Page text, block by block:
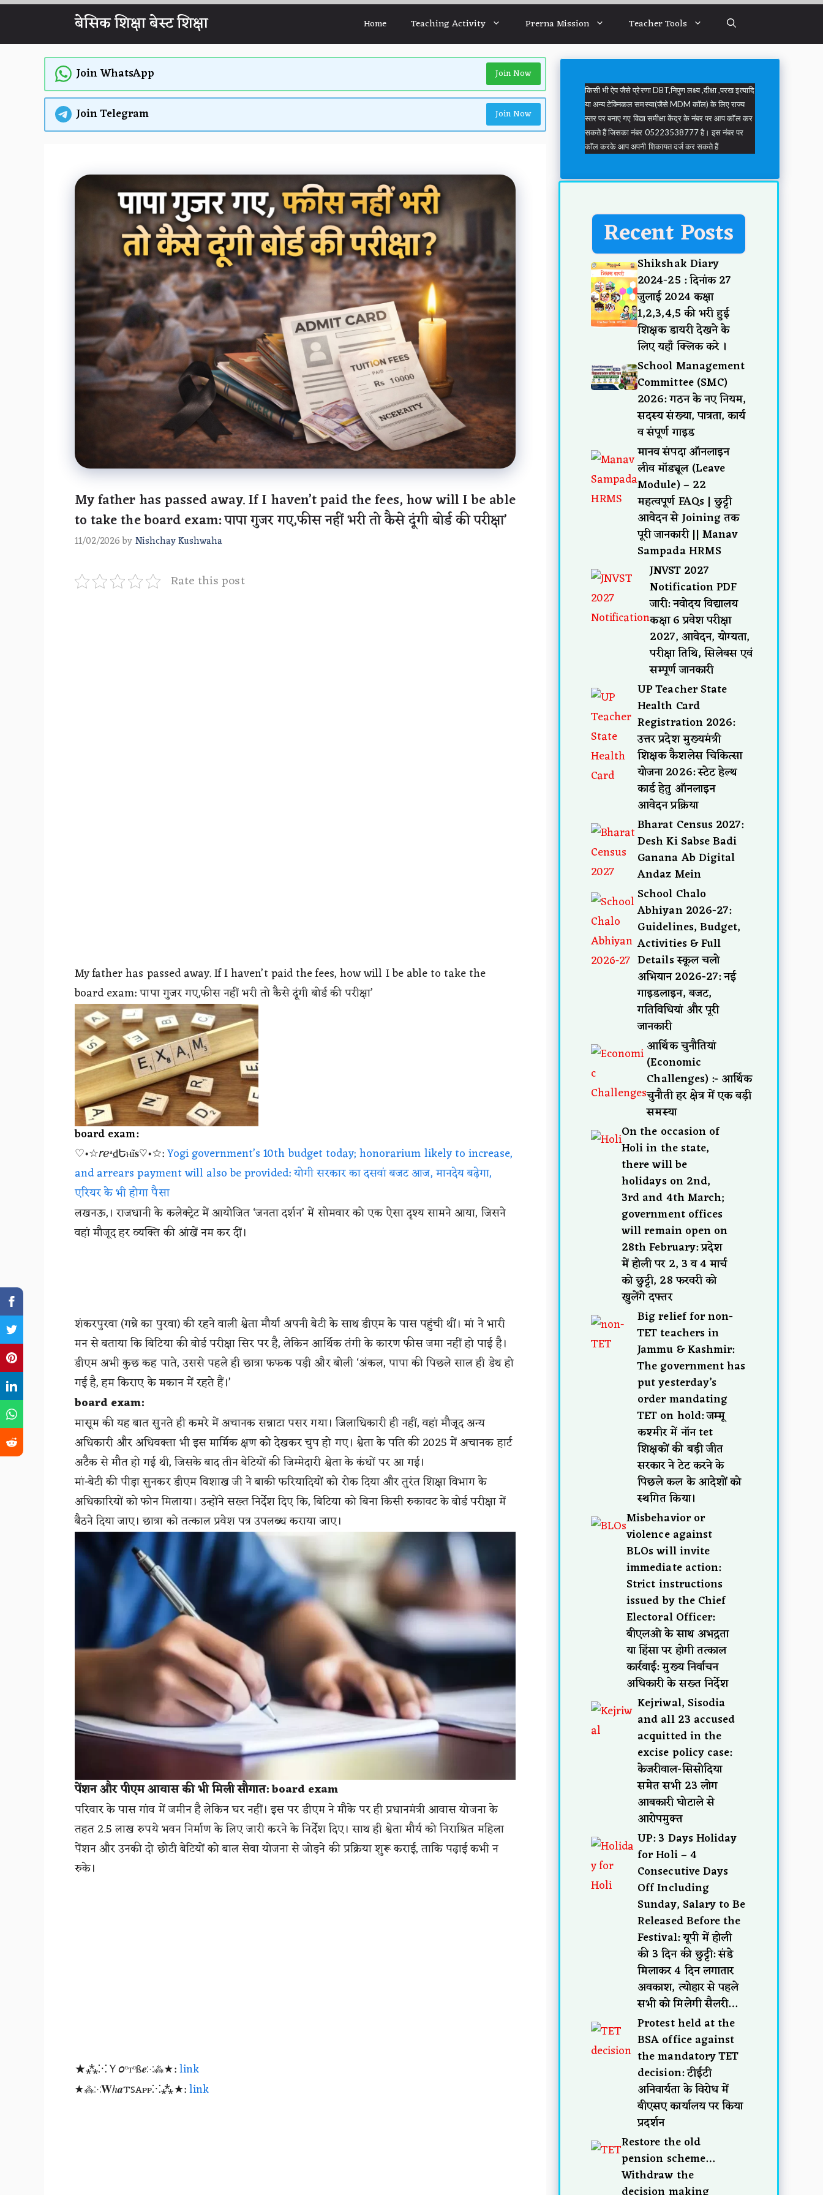
बेसिक शिक्षा बेस्ट शिक्षा Home Teaching Activity Prerna Mission Teacher Tools
Join WhatsApp Join Now
Join Telegram Join Now
My father has passed away. If I haven’t paid the fees, how will I be able
to take the board exam: पापा गुजर गए,फीस नहीं भरी तो कैसे दूंगी बोर्ड की परीक्षा’
11/02/2026 byNishchay Kushwaha
Rate this post
My father has passed away. If I haven’t paid the fees, how will I be able to take the
board exam: पापा गुजर गए,फीस नहीं भरी तो कैसे दूंगी बोर्ड की परीक्षा’
board exam:
♡•☆𝘳ℯᵃ₫Եⲏĩ𝐬♡•☆:Yogi government’s 10th budget today; honorarium likely to increase,
and arrears payment will also be provided: योगी सरकार का दसवां बजट आज, मानदेय बढ़ेगा,
एरियर के भी होगा पैसा
लखनऊ,। राजधानी के कलेक्ट्रेट में आयोजित ‘जनता दर्शन’ में सोमवार को एक ऐसा दृश्य सामने आया, जिसने
वहां मौजूद हर व्यक्ति की आंखें नम कर दीं।
शंकरपुरवा (गन्ने का पुरवा) की रहने वाली श्वेता मौर्या अपनी बेटी के साथ डीएम के पास पहुंची थीं। मां ने भारी
मन से बताया कि बिटिया की बोर्ड परीक्षा सिर पर है, लेकिन आर्थिक तंगी के कारण फीस जमा नहीं हो पाई है।
डीएम अभी कुछ कह पाते, उससे पहले ही छात्रा फफक पड़ी और बोली ‘अंकल, पापा की पिछले साल ही डेथ हो
गई है, हम किराए के मकान में रहते हैं।’
board exam:
मासूम की यह बात सुनते ही कमरे में अचानक सन्नाटा पसर गया। जिलाधिकारी ही नहीं, वहां मौजूद अन्य
अधिकारी और अधिवक्ता भी इस मार्मिक क्षण को देखकर चुप हो गए। श्वेता के पति की 2025 में अचानक हार्ट
अटैक से मौत हो गई थी, जिसके बाद तीन बेटियों की जिम्मेदारी श्वेता के कंधों पर आ गई।
मां-बेटी की पीड़ा सुनकर डीएम विशाख जी ने बाकी फरियादियों को रोक दिया और तुरंत शिक्षा विभाग के
अधिकारियों को फोन मिलाया। उन्होंने सख्त निर्देश दिए कि, बिटिया को बिना किसी रुकावट के बोर्ड परीक्षा में
बैठने दिया जाए। छात्रा को तत्काल प्रवेश पत्र उपलब्ध कराया जाए।
पेंशन और पीएम आवास की भी मिली सौगात: board exam
परिवार के पास गांव में जमीन है लेकिन घर नहीं। इस पर डीएम ने मौके पर ही प्रधानमंत्री आवास योजना के
तहत 2.5 लाख रुपये भवन निर्माण के लिए जारी करने के निर्देश दिए। साथ ही श्वेता मौर्य को निराश्रित महिला
पेंशन और उनकी दो छोटी बेटियों को बाल सेवा योजना से जोड़ने की प्रक्रिया शुरू कराई, ताकि पढ़ाई कभी न
रुके।
★⁂⁙Ｙ𝘰ᶹтᶹß𝒆⁙⁂★:link
★⁂⁙𝐖ℎ𝒂𐍄ꜱꭺᴩᴩ⁙⁂★:link
किसी भी ऐप जैसे प्रेरणा DBT,निपुण लक्ष्य ,दीक्षा ,परख इत्यादि
या अन्य टेक्निकल समस्या(जैसे MDM कॉल) के लिए राज्य
स्तर पर बनाए गए विद्या समीक्षा केंद्र के नंबर पर आप कॉल कर
सकते हैं जिसका नंबर 05223538777 है। इस नंबर पर
कॉल करके आप अपनी शिकायत दर्ज कर सकते हैं
Recent Posts
Shikshak Diary
2024-25 : दिनांक 27
जुलाई 2024 कक्षा
1,2,3,4,5 की भरी हुई
शिक्षक डायरी देखने के
लिए यहाँ क्लिक करे ।
School Management
Committee (SMC)
2026: गठन के नए नियम,
सदस्य संख्या, पात्रता, कार्य
व संपूर्ण गाइड
मानव संपदा ऑनलाइन
लीव मॉड्यूल (Leave
Module) – 22
महत्वपूर्ण FAQs | छुट्टी
आवेदन से Joining तक
पूरी जानकारी || Manav
Sampada HRMS
JNVST 2027
Notification PDF
जारी: नवोदय विद्यालय
कक्षा 6 प्रवेश परीक्षा
2027, आवेदन, योग्यता,
परीक्षा तिथि, सिलेबस एवं
सम्पूर्ण जानकारी
UP Teacher State
Health Card
Registration 2026:
उत्तर प्रदेश मुख्यमंत्री
शिक्षक कैशलेस चिकित्सा
योजना 2026: स्टेट हेल्थ
कार्ड हेतु ऑनलाइन
आवेदन प्रक्रिया
Bharat Census 2027:
Desh Ki Sabse Badi
Ganana Ab Digital
Andaz Mein
School Chalo
Abhiyan 2026-27:
Guidelines, Budget,
Activities & Full
Details स्कूल चलो
अभियान 2026-27: नई
गाइडलाइन, बजट,
गतिविधियां और पूरी
जानकारी
आर्थिक चुनौतियां
(Economic
Challenges) :- आर्थिक
चुनौती हर क्षेत्र में एक बड़ी
समस्या
On the occasion of
Holi in the state,
there will be
holidays on 2nd,
3rd and 4th March;
government offices
will remain open on
28th February: प्रदेश
में होली पर 2, 3 व 4 मार्च
को छुट्टी, 28 फरवरी को
खुलेंगे दफ्तर
Big relief for non-
TET teachers in
Jammu & Kashmir:
The government has
put yesterday’s
order mandating
TET on hold: जम्मू
कश्मीर में नॉन tet
शिक्षकों की बड़ी जीत
सरकार ने टेट करने के
पिछले कल के आदेशों को
स्थगित किया।
Misbehavior or
violence against
BLOs will invite
immediate action:
Strict instructions
issued by the Chief
Electoral Officer:
बीएलओ के साथ अभद्रता
या हिंसा पर होगी तत्काल
कार्रवाई: मुख्य निर्वाचन
अधिकारी के सख्त निर्देश
Kejriwal, Sisodia
and all 23 accused
acquitted in the
excise policy case:
केजरीवाल-सिसोदिया
समेत सभी 23 लोग
आबकारी घोटाले से
आरोपमुक्त
UP: 3 Days Holiday
for Holi – 4
Consecutive Days
Off Including
Sunday, Salary to Be
Released Before the
Festival: यूपी में होली
की 3 दिन की छुट्टी: संडे
मिलाकर 4 दिन लगातार
अवकाश, त्योहार से पहले
सभी को मिलेगी सैलरी…
Protest held at the
BSA office against
the mandatory TET
decision: टीईटी
अनिवार्यता के विरोध में
बीएसए कार्यालय पर किया
प्रदर्शन
Restore the old
pension scheme…
Withdraw the